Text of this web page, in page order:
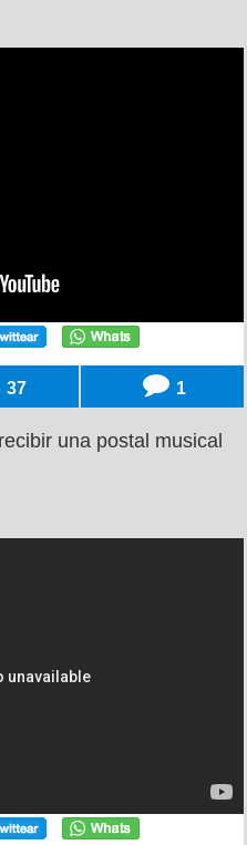
37 1
una postal musical